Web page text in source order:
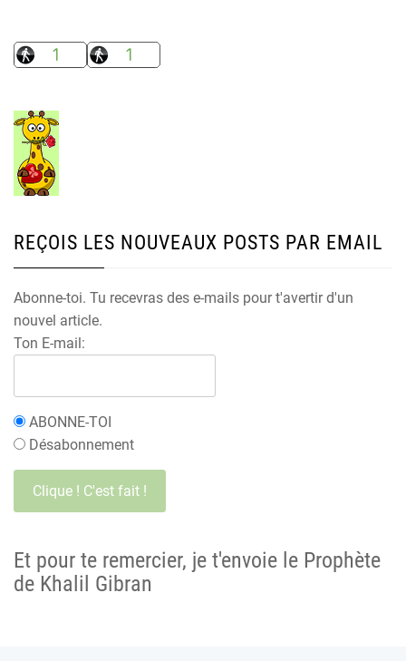
REÇOIS LES NOUVEAUX POSTS PAR EMAIL
Abonne-toi. Tu recevras des e-mails pour t'avertir d'un
nouvel article.
Ton E-mail:
ABONNE-TOI
Désabonnement
Et pour te remercier, je t'envoie le Prophète
de Khalil Gibran